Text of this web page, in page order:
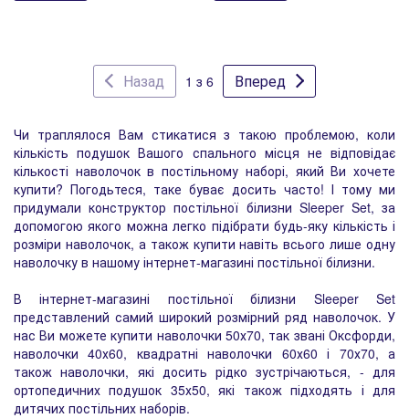
Назад 1 з 6 Вперед
Чи траплялося Вам стикатися з такою проблемою, коли
кількість подушок Вашого спального місця не відповідає
кількості наволочок в постільному наборі, який Ви хочете
купити? Погодьтеся, таке буває досить часто! І тому ми
придумали конструктор постільної білизни Sleeper Set, за
допомогою якого можна легко підібрати будь-яку кількість і
розміри наволочок, а також купити навіть всього лише одну
наволочку в нашому інтернет-магазині постільної білизни.
В інтернет-магазині постільної білизни Sleeper Set
представлений самий широкий розмірний ряд наволочок. У
нас Ви можете купити наволочки 50х70, так звані Оксфорди,
наволочки 40х60, квадратні наволочки 60х60 і 70х70, а
також наволочки, які досить рідко зустрічаються, - для
ортопедичних подушок 35х50, які також підходять і для
дитячих постільних наборів.